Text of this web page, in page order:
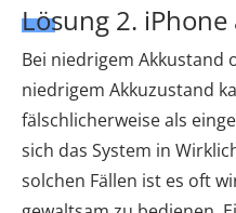
Lösung 2.
Bei niedrigem Akkustand
niedrigem Akkuzustand
fälschlicherweise als
sich das System in
solchen Fällen ist es oft